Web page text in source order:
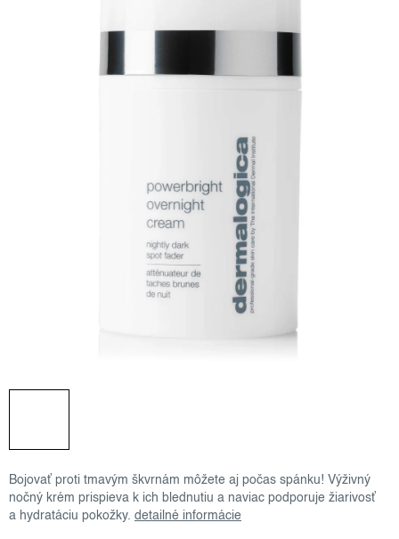
Bojovať proti tmavým škvrnám môžete aj počas spánku! Výživný
nočný krém prispieva k ich blednutiu a naviac podporuje žiarivosť
a hydratáciu pokožky. detailné informácie